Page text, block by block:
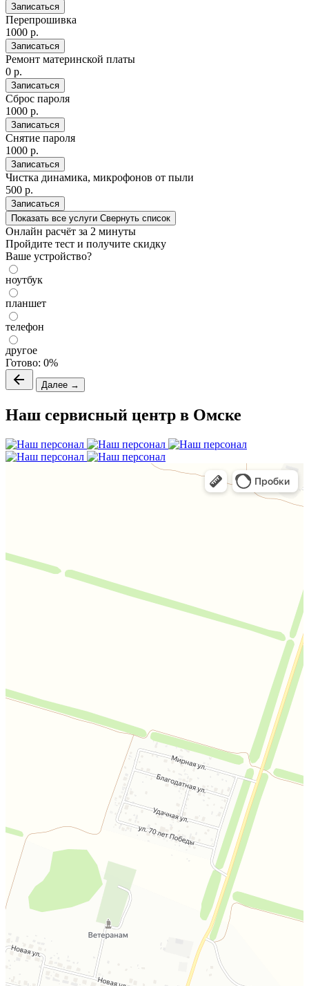
Записаться
Перепрошивка
1000 р.
Записаться
Ремонт материнской платы
0 р.
Записаться
Сброс пароля
1000 р.
Записаться
Снятие пароля
1000 р.
Записаться
Чистка динамика, микрофонов от пыли
500 р.
Записаться
Показать все услуги Свернуть список
Онлайн расчёт за 2 минуты
Пройдите тест и получите скидку
Ваше устройство?
ноутбук
планшет
телефон
другое
Готово: 0%
Далее →
Наш сервисный центр в Омске